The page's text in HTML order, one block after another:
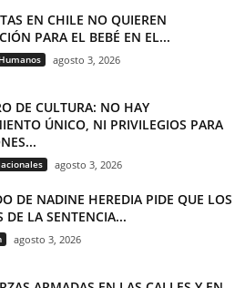
EN CHILE NO QUIEREN
PARA EL BEBÉ EN EL...
agosto 3, 2026
DE CULTURA: NO HAY
ÚNICO, NI PRIVILEGIOS PARA
agosto 3, 2026
DE NADINE HEREDIA PIDE QUE LOS
DE LA SENTENCIA...
agosto 3, 2026